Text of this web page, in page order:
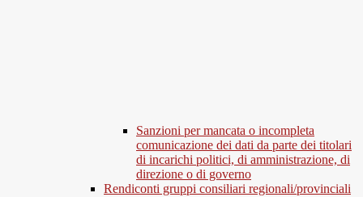
Sanzioni per mancata o incompleta
comunicazione dei dati da parte dei titolari
di incarichi politici, di amministrazione, di
direzione o di governo
Rendiconti gruppi consiliari regionali/provinciali